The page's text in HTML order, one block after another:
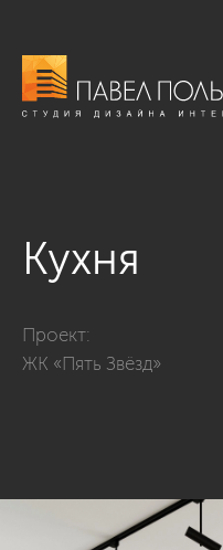
Кухня
Проект:
ЖК «Пять Звёзд»